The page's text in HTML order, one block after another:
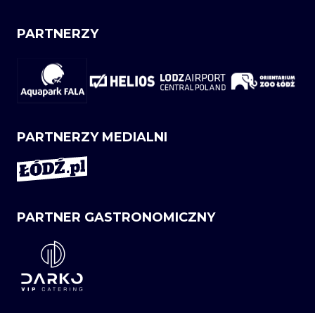
PARTNERZY
PARTNERZY MEDIALNI
PARTNER GASTRONOMICZNY